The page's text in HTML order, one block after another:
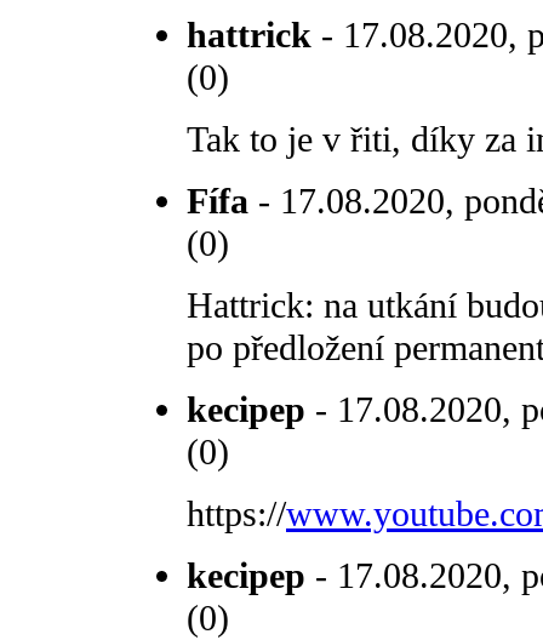
hattrick - 17.08.2020,
(0)
Tak to je v řiti, díky za
Fífa - 17.08.2020,
(0)
Hattrick: na utkání
po předložení
kecipep - 17.08.2020,
(0)
https://
kecipep - 17.08.2020,
(0)